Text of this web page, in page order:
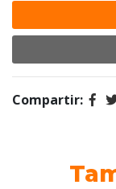
Compartir: